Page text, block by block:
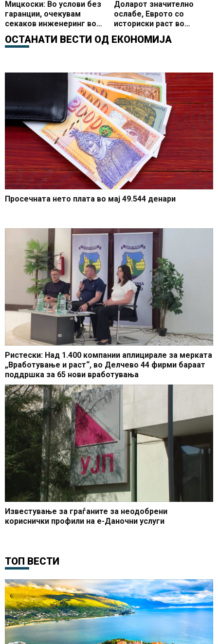
Мицкоски: Во услови без
гаранции, очекувам
секаков инженеринг во
Доларот значително
ослабе, Еврото со
историски раст во
ОСТАНАТИ ВЕСТИ ОД ЕКОНОМИЈА
Просечната нето плата во мај 49.544 денари
Ристески: Над 1.400 компании аплицирале за мерката
„Вработување и раст“, во Делчево 44 фирми бараат
поддршка за 65 нови вработувања
Известување за граѓаните за неодобрени
кориснички профили на е-Даночни услуги
ТОП ВЕСТИ